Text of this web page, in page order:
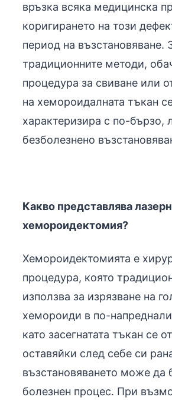
връзка всяка медицинска
коригирането на този
период на възстановяване.
традиционните методи,
процедура за свиване или
на хемороидалната тъкан
характеризира с по-бързо,
безболезнено
Какво представлява
хемороидектомия?
Хемороидектомията е
процедура, която
използва за изрязване на
хемороиди в по-
като засегнатата тъкан се
оставяйки след себе си
възстановяването може да
болезнен процес. При